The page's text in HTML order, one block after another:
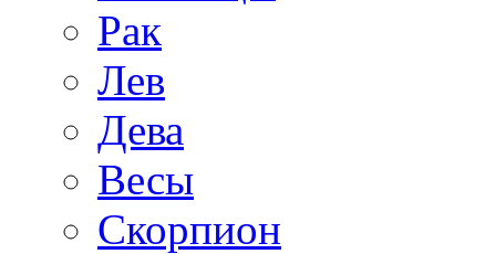
Рак
Лев
Дева
Весы
Скорпион